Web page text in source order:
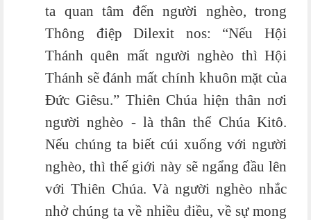
ta quan tâm đến người nghèo, trong
Thông điệp Dilexit nos: “Nếu Hội
Thánh quên mất người nghèo thì Hội
Thánh sẽ đánh mất chính khuôn mặt của
Đức Giêsu.” Thiên Chúa hiện thân nơi
người nghèo - là thân thể Chúa Kitô.
Nếu chúng ta biết cúi xuống với người
nghèo, thì thế giới này sẽ ngẩng đầu lên
với Thiên Chúa. Và người nghèo nhắc
nhở chúng ta về nhiều điều, về sự mong